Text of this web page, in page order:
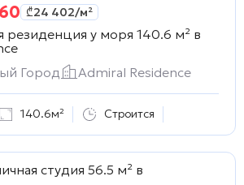
₾24 402/м²
резиденция у моря 140.6 м² в
Город
Admiral Residence
140.6м² Строится